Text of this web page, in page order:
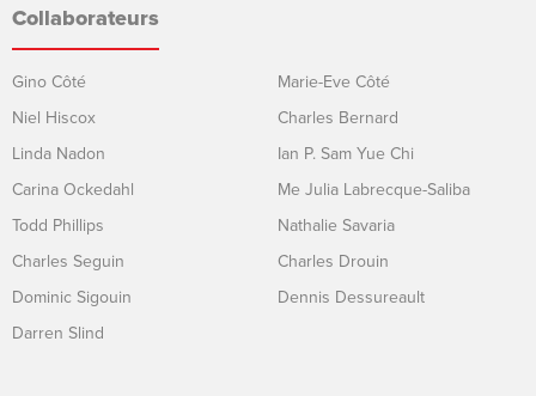
Collaborateurs
Gino Côté
Niel Hiscox
Linda Nadon
Carina Ockedahl
Todd Phillips
Charles Seguin
Dominic Sigouin
Darren Slind
Marie-Eve Côté
Charles Bernard
Ian P. Sam Yue Chi
Me Julia Labrecque-Saliba
Nathalie Savaria
Charles Drouin
Dennis Dessureault